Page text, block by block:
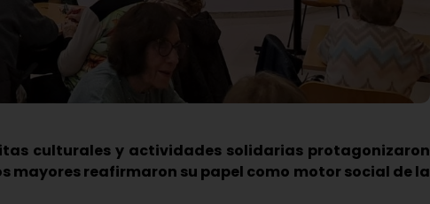
culturales y actividades solidarias protagonizaron
mayores reafirmaron su papel como motor social de la